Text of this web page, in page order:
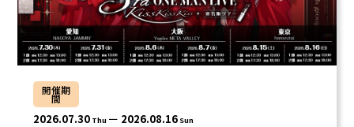
はりま まひろまる。
STPR所属クリエイター
もりうさ
開催期
間
2026.07.30Thu 2026.08.16 Sun